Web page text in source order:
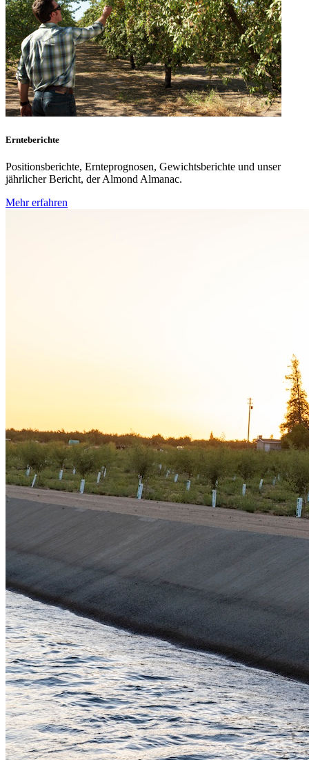
Ernteberichte
Positionsberichte, Ernteprognosen, Gewichtsberichte und unser
jährlicher Bericht, der Almond Almanac.
Mehr erfahren